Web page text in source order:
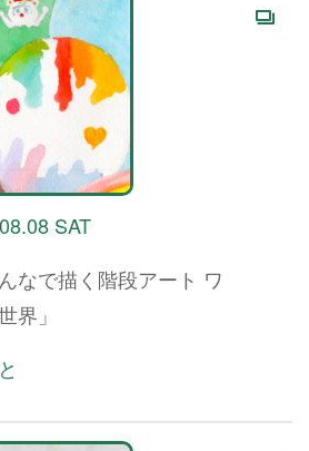
SAT
なで描く階段アート ワ
界」